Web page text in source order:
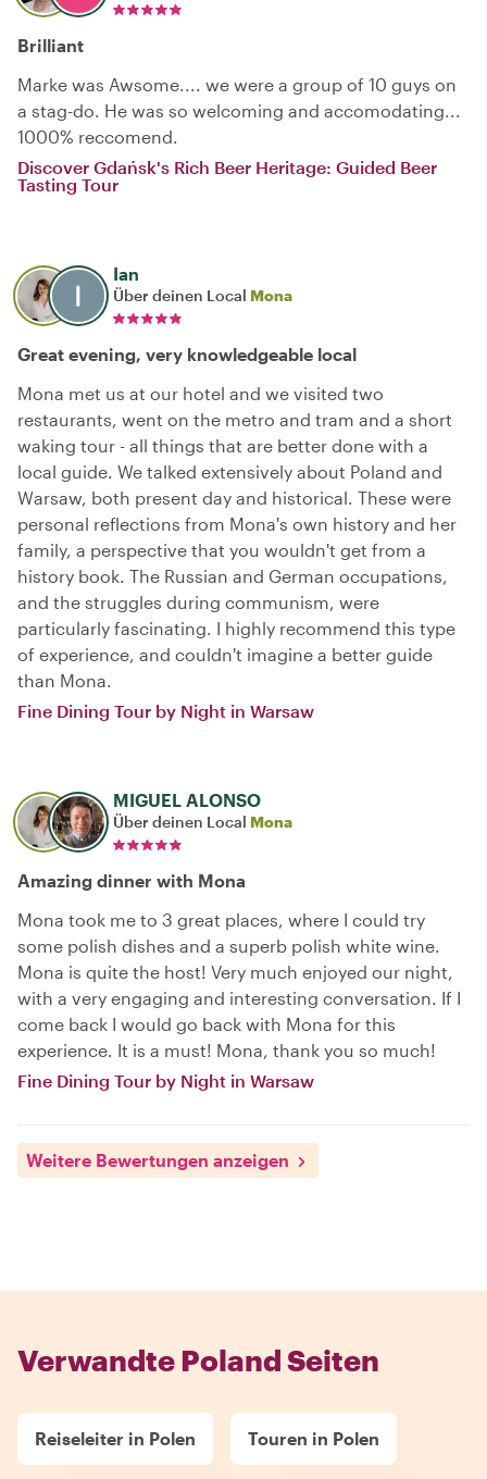
Brilliant
Marke was Awsome.... we were a group of 10 guys on
a stag-do. He was so welcoming and accomodating...
1000% reccomend.
Discover Gdańsk's Rich Beer Heritage: Guided Beer
Tasting Tour
Ian
Über deinen Local Mona
Great evening, very knowledgeable local
Mona met us at our hotel and we visited two
restaurants, went on the metro and tram and a short
waking tour - all things that are better done with a
local guide. We talked extensively about Poland and
Warsaw, both present day and historical. These were
personal reflections from Mona's own history and her
family, a perspective that you wouldn't get from a
history book. The Russian and German occupations,
and the struggles during communism, were
particularly fascinating. I highly recommend this type
of experience, and couldn't imagine a better guide
than Mona.
Fine Dining Tour by Night in Warsaw
MIGUEL ALONSO
Über deinen Local Mona
Amazing dinner with Mona
Mona took me to 3 great places, where I could try
some polish dishes and a superb polish white wine.
Mona is quite the host! Very much enjoyed our night,
with a very engaging and interesting conversation. If I
come back I would go back with Mona for this
experience. It is a must! Mona, thank you so much!
Fine Dining Tour by Night in Warsaw
Weitere Bewertungen anzeigen
Verwandte Poland Seiten
Reiseleiter in Polen Touren in Polen